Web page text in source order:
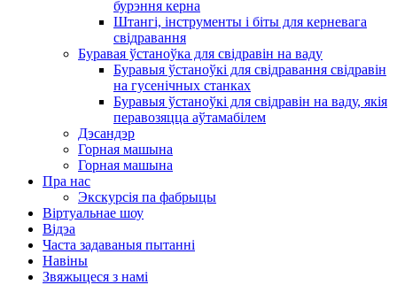
бурэння керна
Штангі, інструменты і біты для керневага
свідравання
Буравая ўстаноўка для свідравін на ваду
Буравыя ўстаноўкі для свідравання свідравін
на гусенічных станках
Буравыя ўстаноўкі для свідравін на ваду, якія
перавозяцца аўтамабілем
Дэсандэр
Горная машына
Горная машына
Пра нас
Экскурсія па фабрыцы
Віртуальнае шоу
Відэа
Часта задаваныя пытанні
Навіны
Звяжыцеся з намі